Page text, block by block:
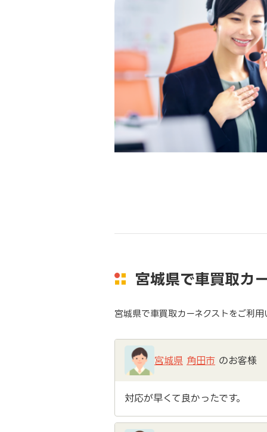
宮城県で車買取カ
宮城県で車買取カーネクストをご利
宮城県 角田市 のお客様
対応が早くて良かったです。